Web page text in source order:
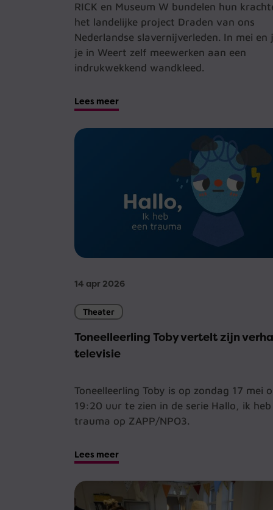
RICK en Museum W bundelen hun
het landelijke project Draden van ons
Nederlandse slavernijverleden. In mei en
je in Weert zelf meewerken aan een
indrukwekkend wandkleed.
Lees meer
14 apr 2026
Theater
Toneelleerling Toby vertelt zijn
televisie
Toneelleerling Toby is op zondag 17 mei
19:20 uur te zien in de serie Hallo, ik heb
trauma op ZAPP/NPO3.
Lees meer